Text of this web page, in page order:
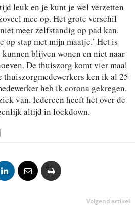
leuk en je kunt je wel verzetten
mee op. Het grote verschil
meer zelfstandig op pad kan.
stap met mijn maatje.’ Het is
kunnen blijven wonen en niet naar
De thuiszorg komt vier maal
thuiszorgmedewerkers ken ik al 25
heb ik corona gekregen.
van. Iedereen heeft het over de
altijd in lockdown.
Volgend artikel